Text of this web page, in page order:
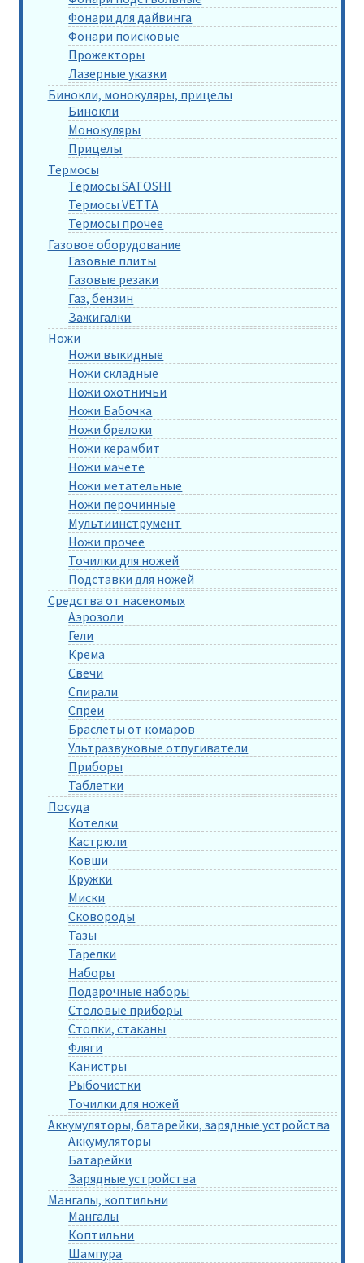
Фонари для дайвинга
Фонари поисковые
Прожекторы
Лазерные указки
Бинокли, монокуляры, прицелы
Бинокли
Монокуляры
Прицелы
Термосы
Термосы SATOSHI
Термосы VETTA
Термосы прочее
Газовое оборудование
Газовые плиты
Газовые резаки
Газ, бензин
Зажигалки
Ножи
Ножи выкидные
Ножи складные
Ножи охотничьи
Ножи Бабочка
Ножи брелоки
Ножи керамбит
Ножи мачете
Ножи метательные
Ножи перочинные
Мультиинструмент
Ножи прочее
Точилки для ножей
Подставки для ножей
Средства от насекомых
Аэрозоли
Гели
Крема
Свечи
Спирали
Спреи
Браслеты от комаров
Ультразвуковые отпугиватели
Приборы
Таблетки
Посуда
Котелки
Кастрюли
Ковши
Кружки
Миски
Сковороды
Тазы
Тарелки
Наборы
Подарочные наборы
Столовые приборы
Стопки, стаканы
Фляги
Канистры
Рыбочистки
Точилки для ножей
Аккумуляторы, батарейки, зарядные устройства
Аккумуляторы
Батарейки
Зарядные устройства
Мангалы, коптильни
Мангалы
Коптильни
Шампура